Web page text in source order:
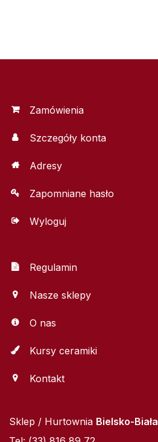
Zamówienia
Szczegóły konta
Adresy
Zapomniane hasło
Wyloguj
Regulamin
Nasze sklepy
O nas
Kursy ceramiki
Kontakt
Sklep / Hurtownia Bielsko-Biała